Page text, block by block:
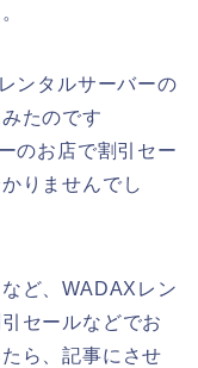
ンタルサーバーの
たのです
のお店で割引セー
りませんでし
ど、WADAXレン
セールなどでお
ら、記事にさせ